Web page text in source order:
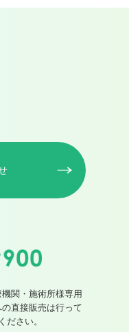
関・施術所様専用
直接販売は行って
ださい。